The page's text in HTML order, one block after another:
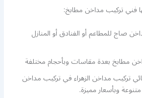
فني تركيب مداخن مطابخ:
صاج للمطاعم أو الفنادق أو المنازل
مطابخ بعدة مقاسات وبأحجام مختلفة
تركيب مداخن الزهراء في تركيب مداخن
وبأسعار مميزة.